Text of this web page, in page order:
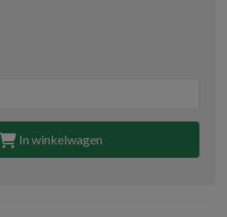
In winkelwagen